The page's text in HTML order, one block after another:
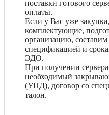
поставки готового
оплаты.
Если у Вас уже
комплектующие,
организацию,
спецификацией и
ЭДО.
При получении
необходимый
(УПД), договор со
талон.